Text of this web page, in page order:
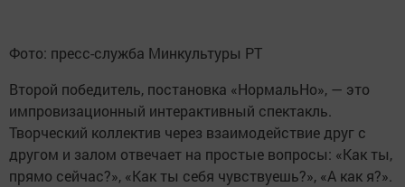
Фото: пресс-служба Минкультуры РТ
Второй победитель, постановка «НормальНо», — это
импровизационный интерактивный спектакль.
Творческий коллектив через взаимодействие друг c
другом и залом отвечает на простые вопросы: «Как ты,
прямо сейчас?», «Как ты себя чувствуешь?», «А как я?».